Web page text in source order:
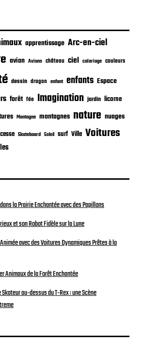
apprentissage Arc-en-ciel
avion Avions château ciel coloriage couleurs
dessin dragon enfant enfants Espace
forêt fée Imagination jardin licorne
Montagne montagnes nature nuages
Skateboard Soleil surf Ville Voitures
la Prairie Enchantée avec des Papillons
et son Robot Fidèle sur la Lune
avec des Voitures Dynamiques Prêtes à la
Animaux de la Forêt Enchantée
au-dessus du T-Rex : une Scène